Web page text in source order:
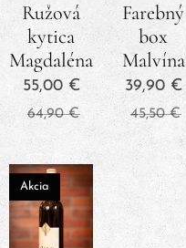
Ružová
kytica
Magdaléna
55,00€
64,90€
Farebný
box
Malvína
39,90€
45,50€
Akcia